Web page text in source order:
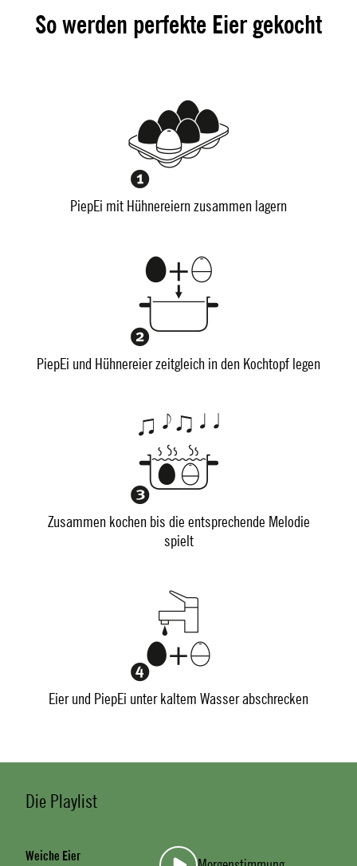
So werden perfekte Eier gekocht
PiepEi mit Hühnereiern zusammen lagern
PiepEi und Hühnereier zeitgleich in den Kochtopf legen
Zusammen kochen bis die entsprechende Melodie
spielt
Eier und PiepEi unter kaltem Wasser abschrecken
Die Playlist
Weiche Eier